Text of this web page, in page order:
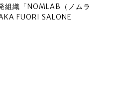
組織「NOMLAB（ノムラ
FUORI SALONE